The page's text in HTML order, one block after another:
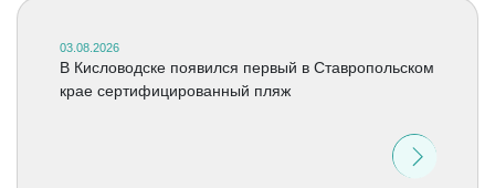
03.08.2026
В Кисловодске появился первый в Ставропольском
крае сертифицированный пляж